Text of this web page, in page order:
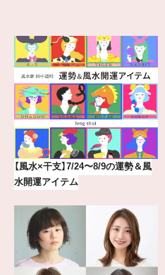
20年の研究が生んだ、『TSUBAKI』
の圧倒的な艶力【エデ…